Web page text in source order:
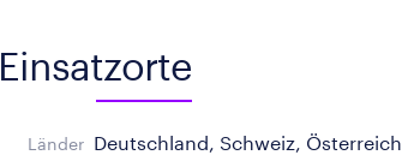
Einsatzorte
Länder Deutschland, Schweiz, Österreich